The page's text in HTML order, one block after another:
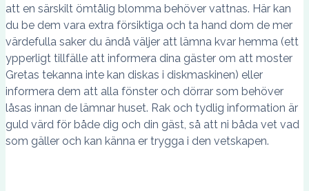
att en särskilt ömtålig blomma behöver vattnas. Här kan
du be dem vara extra försiktiga och ta hand dom de mer
värdefulla saker du ändå väljer att lämna kvar hemma (ett
ypperligt tillfälle att informera dina gäster om att moster
Gretas tekanna inte kan diskas i diskmaskinen) eller
informera dem att alla fönster och dörrar som behöver
låsas innan de lämnar huset. Rak och tydlig information är
guld värd för både dig och din gäst, så att ni båda vet vad
som gäller och kan känna er trygga i den vetskapen.